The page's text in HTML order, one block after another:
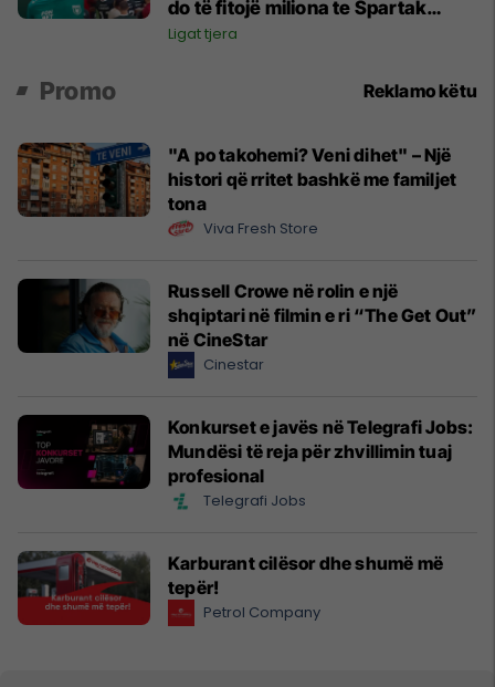
do të fitojë miliona te Spartak
Moska
Ligat tjera
Promo Reklamo këtu
"A po takohemi? Veni dihet" – Një
histori që rritet bashkë me familjet
tona
Viva Fresh Store
Russell Crowe në rolin e një
shqiptari në filmin e ri “The Get Out”
në CineStar
Cinestar
Konkurset e javës në Telegrafi Jobs:
Mundësi të reja për zhvillimin tuaj
profesional
Telegrafi Jobs
Karburant cilësor dhe shumë më
tepër!
Petrol Company